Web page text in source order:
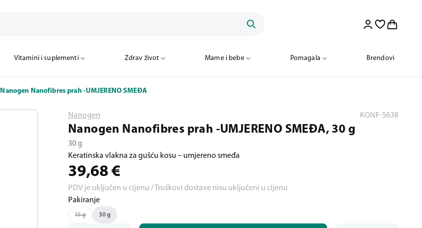
Vitamini i suplementi Zdrav život Mame i bebe Pomagala Brendovi
Nanogen Nanofibres prah -UMJERENO SMEĐA
Nanogen KONF-5638
Nanogen Nanofibres prah -UMJERENO SMEĐA, 30 g
30 g
Keratinska vlakna za gušću kosu – umjereno smeđa
39,68 €
PDV je uključen u cijenu / Troškovi dostave nisu uključeni u cijenu
Pakiranje
15 g 30 g